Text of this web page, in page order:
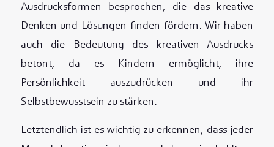
Ausdrucksformen besprochen, die das kreative
Denken und Lösungen finden fördern. Wir haben
auch die Bedeutung des kreativen Ausdrucks
betont, da es Kindern ermöglicht, ihre
Persönlichkeit auszudrücken und ihr
Selbstbewusstsein zu stärken.
Letztendlich ist es wichtig zu erkennen, dass jeder